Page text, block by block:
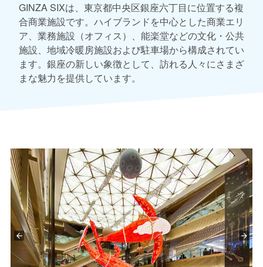
GINZA SIXは、東京都中央区銀座六丁目に位置する複
合商業施設です。ハイブランドを中心とした商業エリ
ア、業務施設（オフィス）、能楽堂などの文化・公共
施設、地域冷暖房施設および駐車場から構成されてい
ます。銀座の新しい象徴として、訪れる人々にさまざ
まな魅力を提供しています。